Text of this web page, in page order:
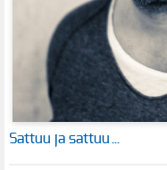
Sattuu ja sattuu…